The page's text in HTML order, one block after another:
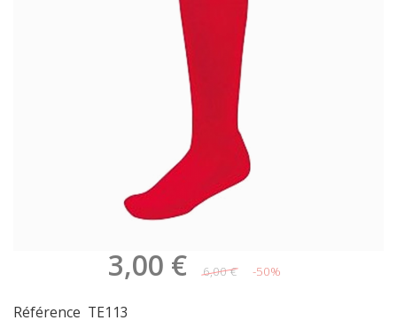
3,00 € 6,00 € -50%
Référence TE113